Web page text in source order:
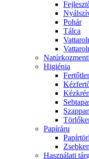
Pohár
Tálca
Higiénia
Szappan
Papíráru
Használati